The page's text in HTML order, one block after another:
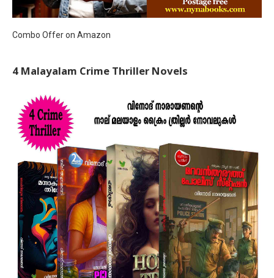
Combo Offer on Amazon
4 Malayalam Crime Thriller Novels